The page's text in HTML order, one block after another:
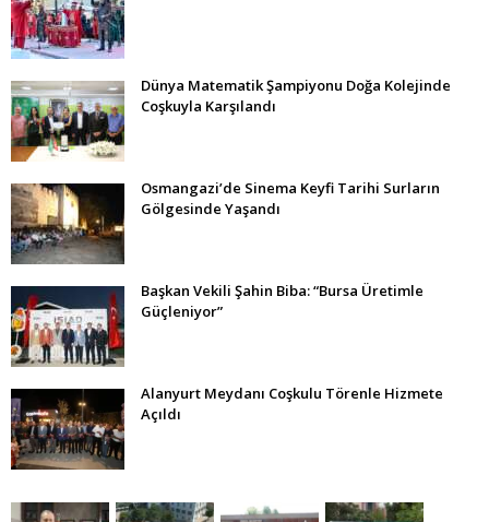
Dünya Matematik Şampiyonu Doğa Kolejinde
Coşkuyla Karşılandı
Osmangazi’de Sinema Keyfi Tarihi Surların
Gölgesinde Yaşandı
Başkan Vekili Şahin Biba: “Bursa Üretimle
Güçleniyor”
Alanyurt Meydanı Coşkulu Törenle Hizmete
Açıldı